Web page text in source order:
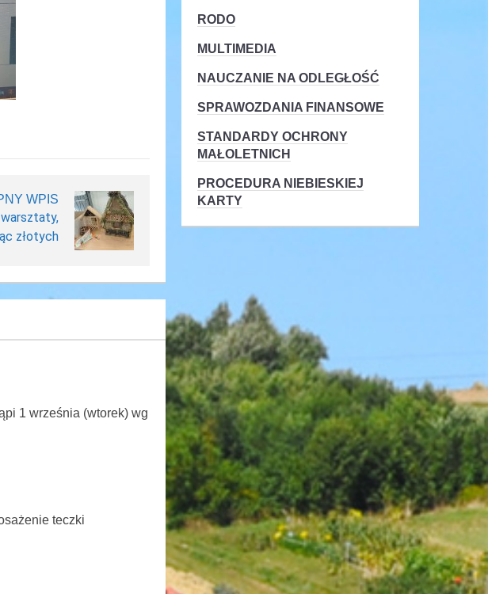
WPIS
złotych
1 września (wtorek) wg
teczki
RODO
MULTIMEDIA
NAUCZANIE NA ODLEGŁOŚĆ
SPRAWOZDANIA FINANSOWE
STANDARDY OCHRONY
MAŁOLETNICH
PROCEDURA NIEBIESKIEJ
KARTY